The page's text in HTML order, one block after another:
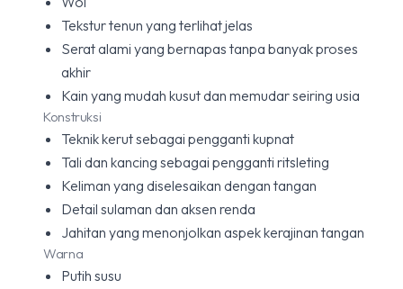
Tekstur tenun yang terlihat jelas
Serat alami yang bernapas tanpa banyak proses
akhir
Kain yang mudah kusut dan memudar seiring usia
Konstruksi
Teknik kerut sebagai pengganti kupnat
Tali dan kancing sebagai pengganti ritsleting
Keliman yang diselesaikan dengan tangan
Detail sulaman dan aksen renda
Jahitan yang menonjolkan aspek kerajinan tangan
Warna
Putih susu